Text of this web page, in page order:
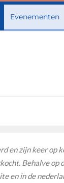
Evenementen
en zijn keer op
Behalve op
en in de